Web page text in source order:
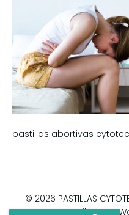
pastillas abortivas cytotec
© 2026 PASTILLAS
utilizando